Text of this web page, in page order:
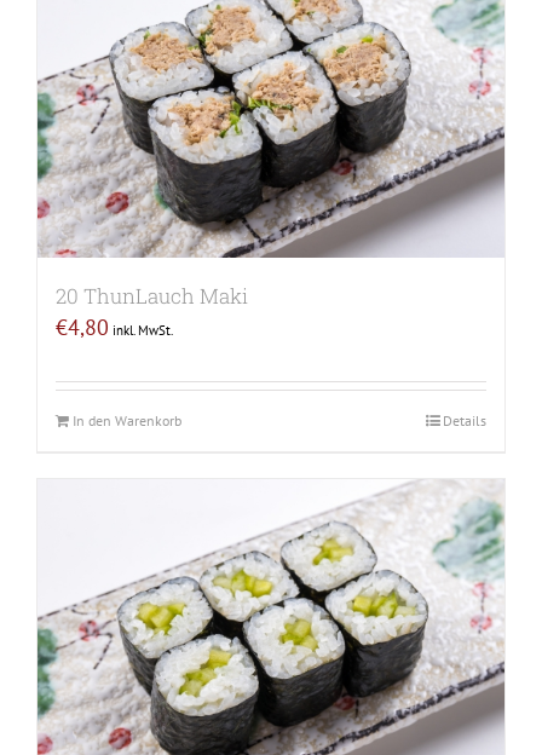
20 ThunLauch Maki
€4,80 inkl. MwSt.
In den Warenkorb Details